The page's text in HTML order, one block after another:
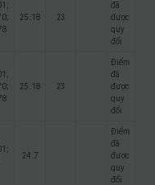
25.18 23
đã
được
quy
đổi
25.18 23
Điểm
đã
được
quy
đổi
24.7
Điểm
đã
được
quy
đổi